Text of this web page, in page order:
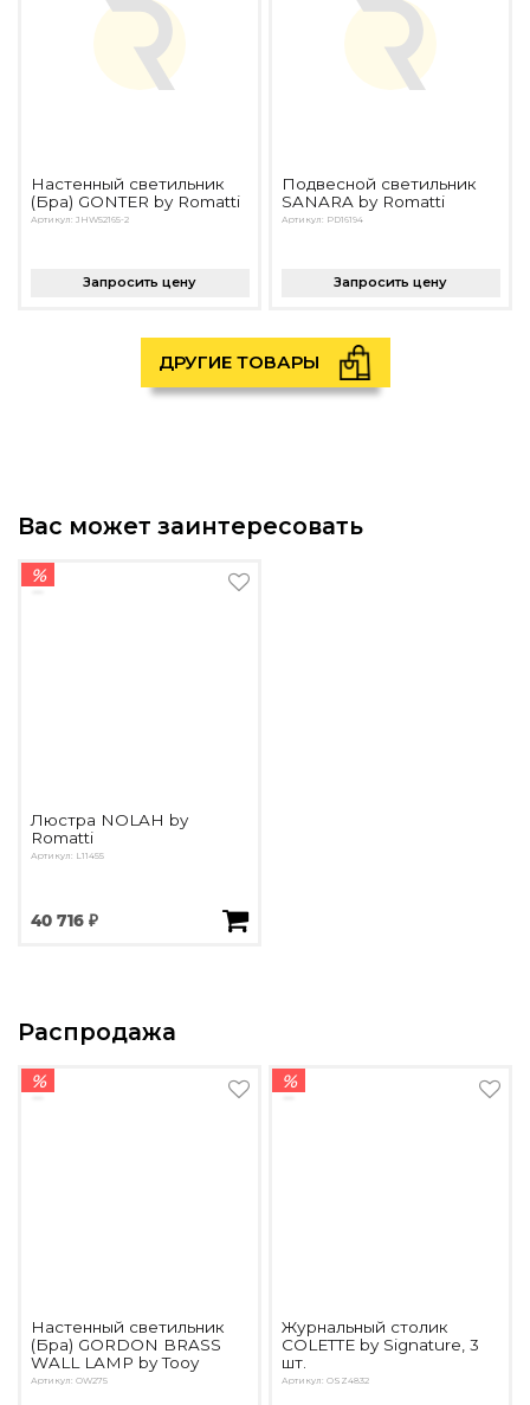
Настенный светильник
(Бра) GONTER by Romatti
Артикул: JHW52165-2
Запросить цену
Подвесной светильник
SANARA by Romatti
Артикул: PD16194
Запросить цену
ДРУГИЕ ТОВАРЫ
Вас может заинтересовать
%
Люстра NOLAH by
Romatti
Артикул: L11455
40 716 ₽
Распродажа
%
Настенный светильник
(Бра) GORDON BRASS
WALL LAMP by Tooy
Артикул: OW275
%
Журнальный столик
COLETTE by Signature, 3
шт.
Артикул: OSZ4832